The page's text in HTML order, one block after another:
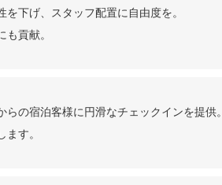
下げ、スタッフ配置に自由度を。
貢献。
の宿泊客様に円滑なチェックインを提供。
す。